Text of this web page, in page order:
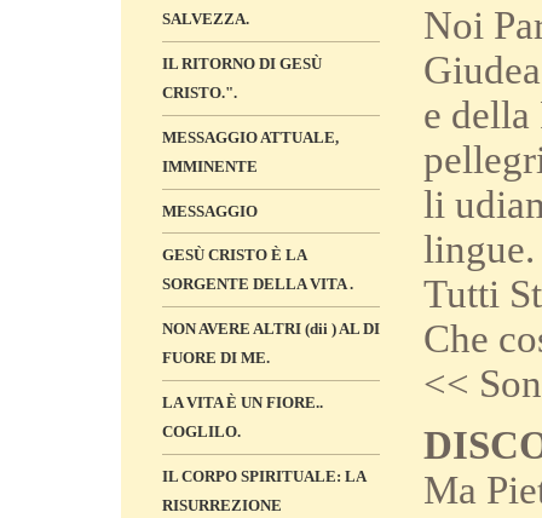
SALVEZZA.
IL RITORNO DI GESÙ
CRISTO.".
MESSAGGIO ATTUALE,
IMMINENTE
MESSAGGIO
GESÙ CRISTO È LA
SORGENTE DELLA VITA .
NON AVERE ALTRI (dii ) AL DI
FUORE DI ME.
LA VITA È UN FIORE..
COGLILO.
IL CORPO SPIRITUALE: LA
RISURREZIONE
Noi
e
li
lingue.
Tutti
Che
<<
Ma